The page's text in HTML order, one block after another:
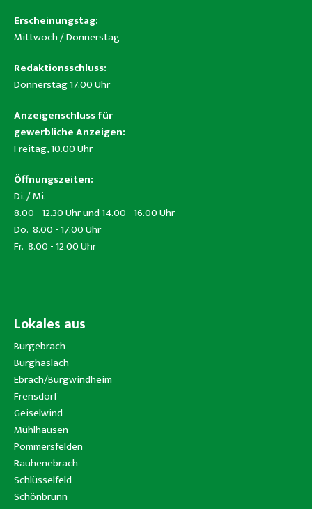
Erscheinungstag:
Mittwoch / Donnerstag
Redaktionsschluss:
Donnerstag 17.00 Uhr
Anzeigenschluss für
gewerbliche Anzeigen:
Freitag, 10.00 Uhr
Öffnungszeiten:
Di. / Mi.
8.00 - 12.30 Uhr und 14.00 - 16.00 Uhr
Do. 8.00 - 17.00 Uhr
Fr. 8.00 - 12.00 Uhr
Lokales aus
Burgebrach
Burghaslach
Ebrach/Burgwindheim
Frensdorf
Geiselwind
Mühlhausen
Pommersfelden
Rauhenebrach
Schlüsselfeld
Schönbrunn